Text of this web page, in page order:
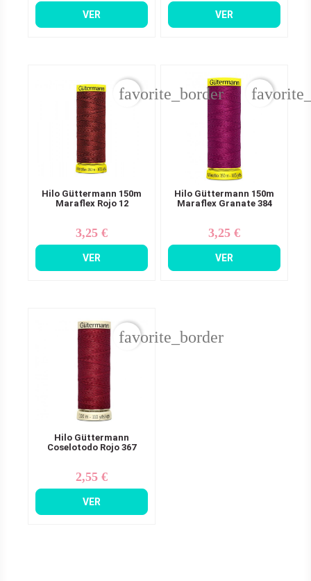
VER VER
Hilo Güttermann 150m
Maraflex Rojo 12
Precio
3,25 €
VER
favorite_border
Hilo Güttermann 150m
Maraflex Granate 384
Precio
3,25 €
VER
Hilo Güttermann
Coselotodo Rojo 367
Precio
2,55 €
VER
favorite_border